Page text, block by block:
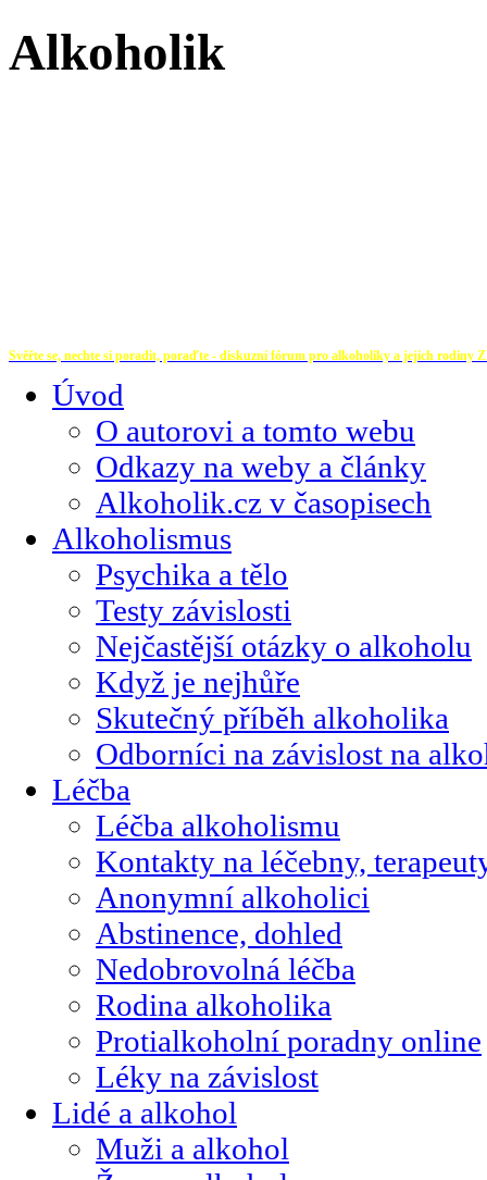
Alkoholik
Svěřte se, nechte si poradit, poraďte - diskuzní fórum pro alkoholiky a jejich rodiny
Úvod
O autorovi a tomto webu
Odkazy na weby a články
Alkoholik.cz v časopisech
Alkoholismus
Psychika a tělo
Testy závislosti
Nejčastější otázky o alkoholu
Když je nejhůře
Skutečný příběh alkoholika
Odborníci na závislost na
Léčba
Léčba alkoholismu
Kontakty na léčebny,
Anonymní alkoholici
Abstinence, dohled
Nedobrovolná léčba
Rodina alkoholika
Protialkoholní poradny online
Léky na závislost
Lidé a alkohol
Muži a alkohol